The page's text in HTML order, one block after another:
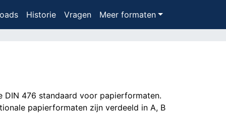
Historie Vragen Meer formaten
DIN 476 standaard voor papierformaten.
papierformaten zijn verdeeld in A, B